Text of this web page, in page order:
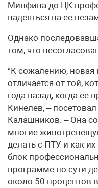
Минфина до ЦК
надеяться на ее
Однако
том, что
“К сожалению,
отличается от той,
года назад, когда ее
Кинелев, –
Калашников. – Она
многие
делать с ПТУ и как
блок
программе по сути
около 50 процентов